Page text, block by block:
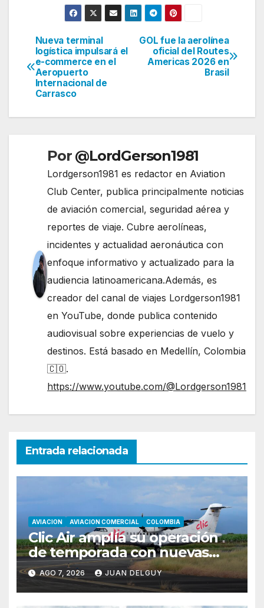
Navegación
de
entradas
GOL fue la aerolínea
oficial del Routes
Americas 2026 en
Brasil
Nueva terminal
logística impulsará el
e-commerce en el
Aeropuerto
Internacional de
Carrasco
Por @LordGerson1981
Lordgerson1981 es redactor en Aviation
Club Center, publica principalmente noticias
de aviación comercial, seguridad aérea y
reportes de viaje. Cubre aerolíneas,
incidentes y actualidad aeronáutica con
enfoque informativo y actualizado para la
audiencia latinoamericana.Además, es
creador del canal de viajes Lordgerson1981
en YouTube, donde publica contenido
audiovisual sobre experiencias de vuelo y
destinos. Está basado en Medellín, Colombia
🇨🇴.
https://www.youtube.com/@Lordgerson1981
Entrada relacionada
AVIACION AVIACION COMERCIAL COLOMBIA
Clic Air amplía su operación
de temporada con nuevas
rutas hacia Cartagena y Tolú
AGO 7, 2026 JUAN DELGUY